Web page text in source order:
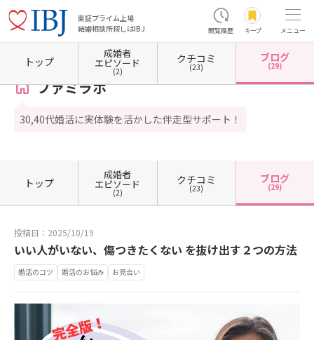
東証プライム上場
結婚相談所探しはIBJ
閲覧履歴 キープ メニュー
ホーム 山口県の結婚相談所 山口県光市 ファミラボ カウンセラーブログ一覧
ファミラボ
30,40代婚活に実体験を活かした伴走型サポート！
トップ
成婚者
エピソード
(2)
クチコミ
(23)
ブログ
(29)
トップ
成婚者
エピソード
(2)
クチコミ
(23)
ブログ
(29)
投稿日：2025/10/19
いい人がいない、傷つきたくない を抜け出す２つの方法
婚活のコツ 婚活のお悩み お見合い